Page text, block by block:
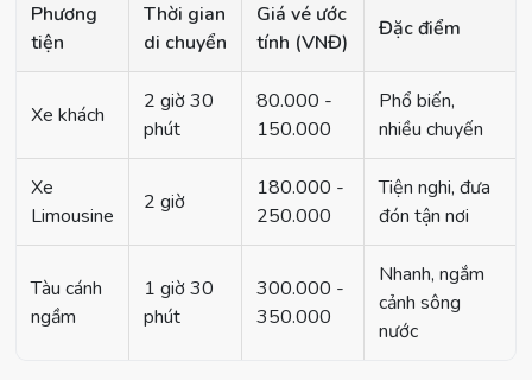
Phương
tiện
Thời gian
di chuyển
Giá vé ước
tính (VNĐ)
Đặc điểm
Xe khách
2 giờ 30
phút
80.000 -
150.000
Phổ biến,
nhiều chuyến
Xe
Limousine
2 giờ
180.000 -
250.000
Tiện nghi, đưa
đón tận nơi
Tàu cánh
ngầm
1 giờ 30
phút
300.000 -
350.000
Nhanh, ngắm
cảnh sông
nước